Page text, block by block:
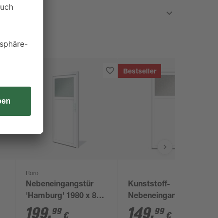
Roro
Nebeneingangstür
'Hamburg' 1980 x 880
mm DIN rechts
199,99 €
Bestseller
Kunststoff-
Nebeneingangstür
'BAZ 682' 98 x 198 cm
149,99 €